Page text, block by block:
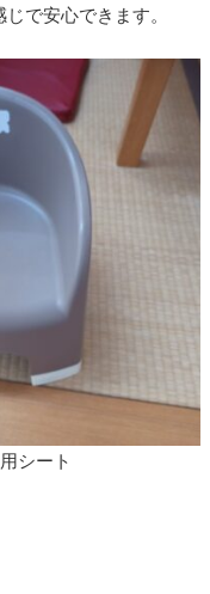
で安心できます。
シート